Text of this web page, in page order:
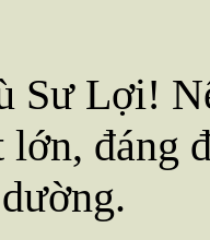
Sư Lợi!
đáng